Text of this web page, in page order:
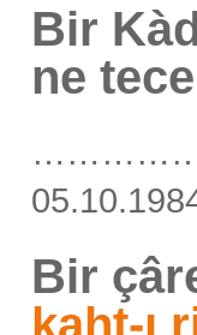
Bir
ne
Bir